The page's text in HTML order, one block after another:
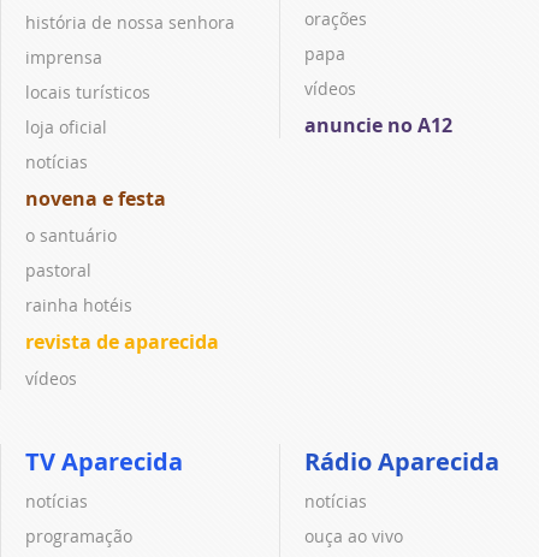
história de nossa senhora
imprensa
locais turísticos
loja oficial
notícias
novena e festa
o santuário
pastoral
rainha hotéis
revista de aparecida
vídeos
orações
papa
vídeos
anuncie no A12
TV Aparecida
notícias
programação
Rádio Aparecida
notícias
ouça ao vivo